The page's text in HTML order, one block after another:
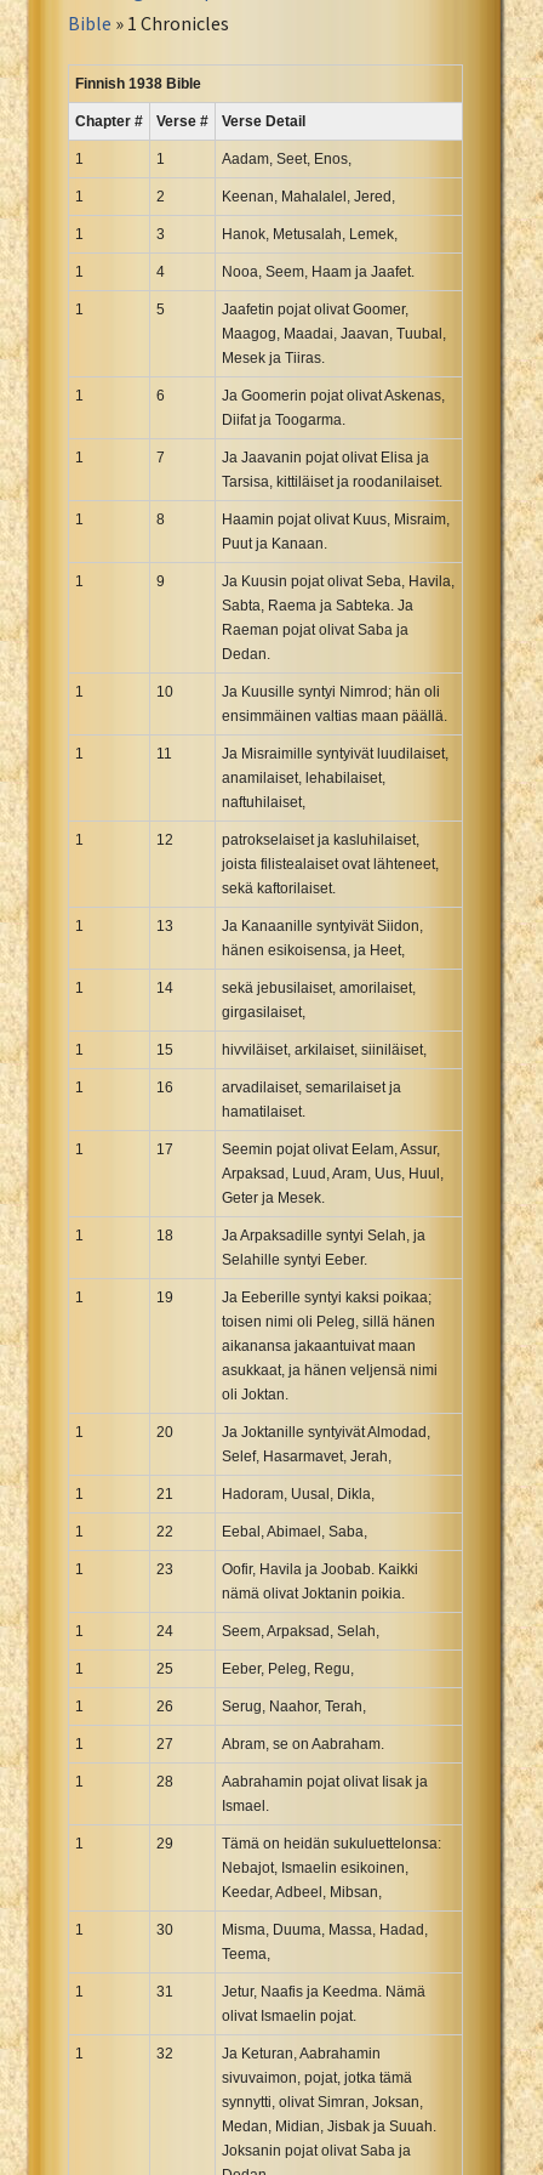
Russian Synodal 1876 Bible
Russian Synodal Bible Win-1251
Shuar New Testament
Spanish Sag. Escrituras 1569
Swahili New Testament
Swedish 1917 Bible
Tagalog John and James
Ukrainian 1871 NT
Uma New Testament
Bible » 1 Chronicles
Finnish 1938 Bible
Chapter # Verse # Verse Detail
1 1 Aadam, Seet, Enos,
1 2 Keenan, Mahalalel, Jered,
1 3 Hanok, Metusalah, Lemek,
1 4 Nooa, Seem, Haam ja Jaafet.
1 5
Jaafetin pojat olivat Goomer,
Maagog, Maadai, Jaavan, Tuubal,
Mesek ja Tiiras.
1 6
Ja Goomerin pojat olivat Askenas,
Diifat ja Toogarma.
1 7
Ja Jaavanin pojat olivat Elisa ja
Tarsisa, kittiläiset ja roodanilaiset.
1 8
Haamin pojat olivat Kuus, Misraim,
Puut ja Kanaan.
1 9
Ja Kuusin pojat olivat Seba, Havila,
Sabta, Raema ja Sabteka. Ja
Raeman pojat olivat Saba ja
Dedan.
1 10
Ja Kuusille syntyi Nimrod; hän oli
ensimmäinen valtias maan päällä.
1 11
Ja Misraimille syntyivät luudilaiset,
anamilaiset, lehabilaiset,
naftuhilaiset,
1 12
patrokselaiset ja kasluhilaiset,
joista filistealaiset ovat lähteneet,
sekä kaftorilaiset.
1 13
Ja Kanaanille syntyivät Siidon,
hänen esikoisensa, ja Heet,
1 14
sekä jebusilaiset, amorilaiset,
girgasilaiset,
1 15 hivviläiset, arkilaiset, siiniläiset,
1 16
arvadilaiset, semarilaiset ja
hamatilaiset.
1 17
Seemin pojat olivat Eelam, Assur,
Arpaksad, Luud, Aram, Uus, Huul,
Geter ja Mesek.
1 18
Ja Arpaksadille syntyi Selah, ja
Selahille syntyi Eeber.
1 19
Ja Eeberille syntyi kaksi poikaa;
toisen nimi oli Peleg, sillä hänen
aikanansa jakaantuivat maan
asukkaat, ja hänen veljensä nimi
oli Joktan.
1 20
Ja Joktanille syntyivät Almodad,
Selef, Hasarmavet, Jerah,
1 21 Hadoram, Uusal, Dikla,
1 22 Eebal, Abimael, Saba,
1 23
Oofir, Havila ja Joobab. Kaikki
nämä olivat Joktanin poikia.
1 24 Seem, Arpaksad, Selah,
1 25 Eeber, Peleg, Regu,
1 26 Serug, Naahor, Terah,
1 27 Abram, se on Aabraham.
1 28
Aabrahamin pojat olivat Iisak ja
Ismael.
1 29
Tämä on heidän sukuluettelonsa:
Nebajot, Ismaelin esikoinen,
Keedar, Adbeel, Mibsan,
1 30
Misma, Duuma, Massa, Hadad,
Teema,
1 31
Jetur, Naafis ja Keedma. Nämä
olivat Ismaelin pojat.
1 32
Ja Keturan, Aabrahamin
sivuvaimon, pojat, jotka tämä
synnytti, olivat Simran, Joksan,
Medan, Midian, Jisbak ja Suuah.
Joksanin pojat olivat Saba ja